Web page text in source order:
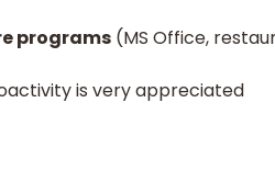
programs(MS Office,
is very appreciated